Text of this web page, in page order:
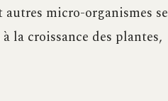
micro-organismes se
la croissance des plantes,